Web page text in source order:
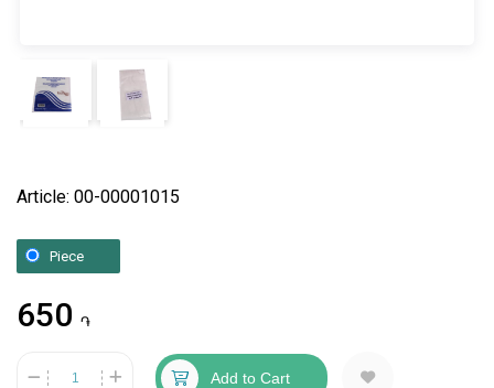
Article: 00-00001015
Piece
650 ֏
Add to Cart